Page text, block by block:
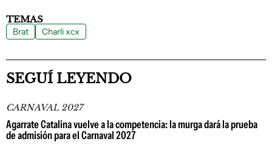
TEMAS
Brat Charli xcx
SEGUÍ LEYENDO
CARNAVAL 2027
Agarrate Catalina vuelve a la competencia: la murga dará la prueba
de admisión para el Carnaval 2027